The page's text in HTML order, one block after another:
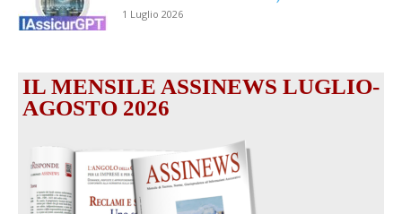
1 Luglio 2026
IL MENSILE ASSINEWS LUGLIO-
AGOSTO 2026